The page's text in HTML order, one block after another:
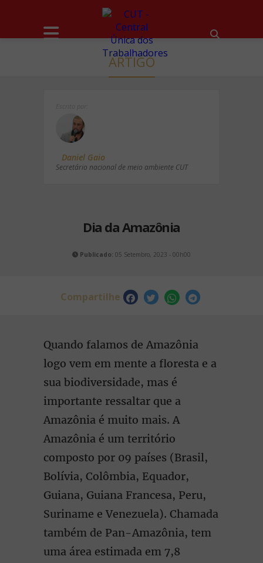
ARTIGO
Daniel Gaio
Secretário nacional de meio ambiente CUT
Dia da Amazônia
Publicado: 05 Setembro, 2023 - 00h00
Compartilhe
Quando falamos de Amazônia
logo vem em mente a floresta e a
sua biodiversidade, mas é
importante ressaltar que a
Amazônia é muito mais. A
Amazônia é um território
composto por 09 países (Brasil,
Bolívia, Colômbia, Equador,
Guiana, Guiana Francesa, Peru,
Suriname e Venezuela). Chamada
também de Pan-Amazônia, tem
uma área estimada em 7,8